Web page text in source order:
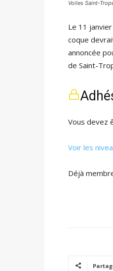
Voiles Saint-
Le 11
coque
annoncée
de Saint-
Vous devez
Voir les
Déjà